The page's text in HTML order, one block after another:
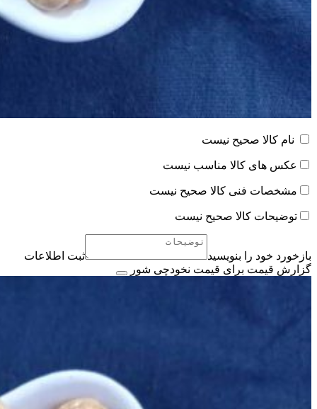
نام کالا صحیح نیست
عکس های کالا مناسب نیست
مشخصات فنی کالا صحیح نیست
توضیحات کالا صحیح نیست
بازخورد خود را بنویسید
ثبت اطلاعات
گزارش قیمت برای قیمت نخودچی شور